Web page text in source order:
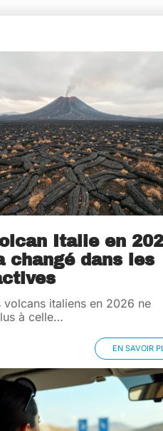
Italie en
changé dans les
volcans italiens en 2026 ne
à celle…
EN SAVOIR